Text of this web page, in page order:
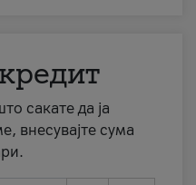
сакате да ја
внесувајте сума